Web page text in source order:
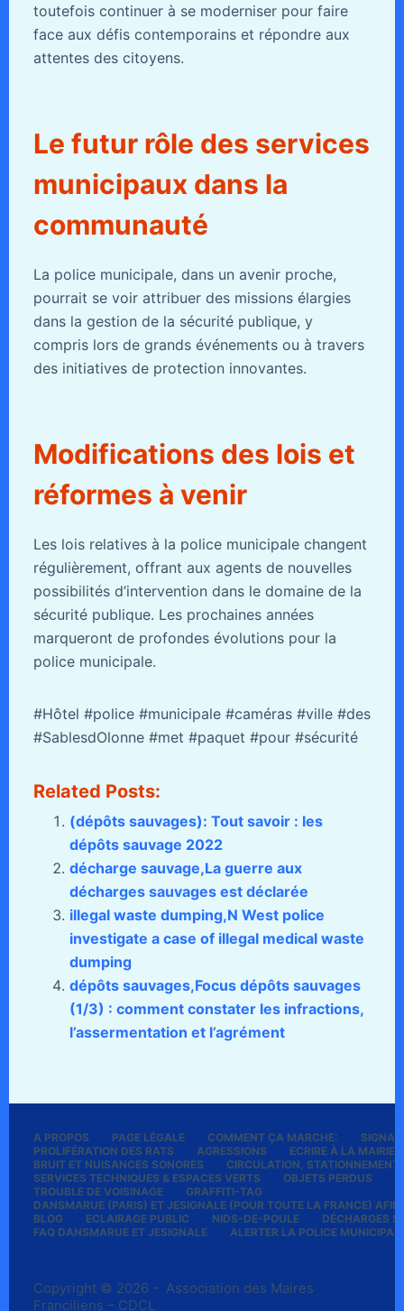
toutefois continuer à se moderniser pour faire
face aux défis contemporains et répondre aux
attentes des citoyens.
Le futur rôle des services
municipaux dans la
communauté
La police municipale, dans un avenir proche,
pourrait se voir attribuer des missions élargies
dans la gestion de la sécurité publique, y
compris lors de grands événements ou à travers
des initiatives de protection innovantes.
Modifications des lois et
réformes à venir
Les lois relatives à la police municipale changent
régulièrement, offrant aux agents de nouvelles
possibilités d’intervention dans le domaine de la
sécurité publique. Les prochaines années
marqueront de profondes évolutions pour la
police municipale.
#Hôtel #police #municipale #caméras #ville #des
#SablesdOlonne #met #paquet #pour #sécurité
Related Posts:
(dépôts sauvages): Tout savoir : les
dépôts sauvage 2022
décharge sauvage,La guerre aux
décharges sauvages est déclarée
illegal waste dumping,N West police
investigate a case of illegal medical waste
dumping
dépôts sauvages,Focus dépôts sauvages
(1/3) : comment constater les infractions,
l’assermentation et l’agrément
A PROPOS PAGE LÉGALE COMMENT ÇA MARCHE:
PROLIFÉRATION DES RATS
AGRESSIONS
ECRIRE À LA MAIRIE
BRUIT ET NUISANCES SONORES
CIRCULATION, STATIONNEMENT
SERVICES TECHNIQUES & ESPACES VERTS
OBJETS PERDUS
TROUBLE DE VOISINAGE
GRAFFITI-TAG
DANSMARUE (PARIS) ET JESIGNALE (POUR TOUTE LA FRANCE) AFIN
BLOG
ECLAIRAGE PUBLIC NIDS-DE-POULE
DÉCHARGES
FAQ DANSMARUE ET JESIGNALE
ALERTER LA POLICE
Copyright © 2026 - Association des Maires
Franciliens – CDCL